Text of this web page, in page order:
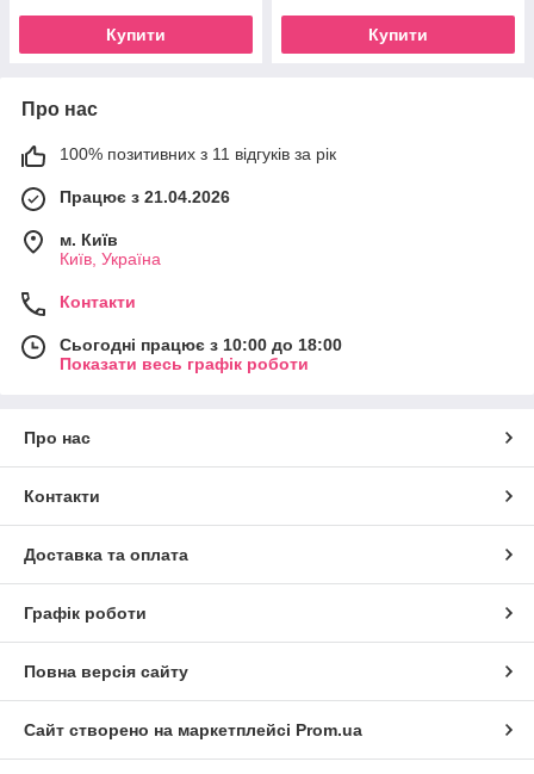
Купити Купити
Про нас
100% позитивних з 11 відгуків за рік
Працює з 21.04.2026
м. Київ
Київ, Україна
Контакти
Сьогодні працює з 10:00 до 18:00
Показати весь графік роботи
Про нас
Контакти
Доставка та оплата
Графік роботи
Повна версія сайту
Сайт створено на маркетплейсі Prom.ua